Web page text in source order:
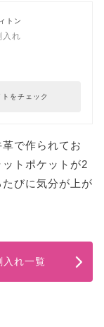
トン
入れ
をチェック
で作られてお
トポケットが2
びに気分が上が
れ一覧